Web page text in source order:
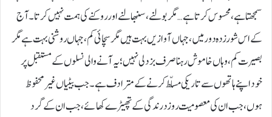
سمجھتا ہے، محسوس کرتا ہے… مگر بولنے، سنبھالنے اور روکنے کی ہمت نہیں کرتا۔ آج
کے اس شور زدہ دور میں، جہاں آوازیں بہت ہیں مگر سچائی کم، جہاں روشنی بہت ہے مگر
بصیرت کم، وہاں خاموش رہنا صرف بزدلی نہیں؛ یہ آنے والی نسلوں کے مستقبل پر
خود اپنے ہاتھوں سے تاریکی مسلّط کرنے کے مترادف ہے۔ جب بیٹیاں غیر محفوظ
ہوں، جب ان کی معصومیت روز درندگی کے تھپیڑے کھائے، جب ان کے گرد